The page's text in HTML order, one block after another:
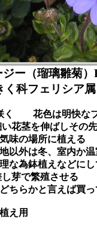
ー（瑠璃雛菊）
科フェリシア
く 花色は明快な
茎を伸ばしその先
味の場所に植える
以外は冬、室内か
な為鉢植えなどに
芽で繁殖させる
ちらかと言えば買
え用